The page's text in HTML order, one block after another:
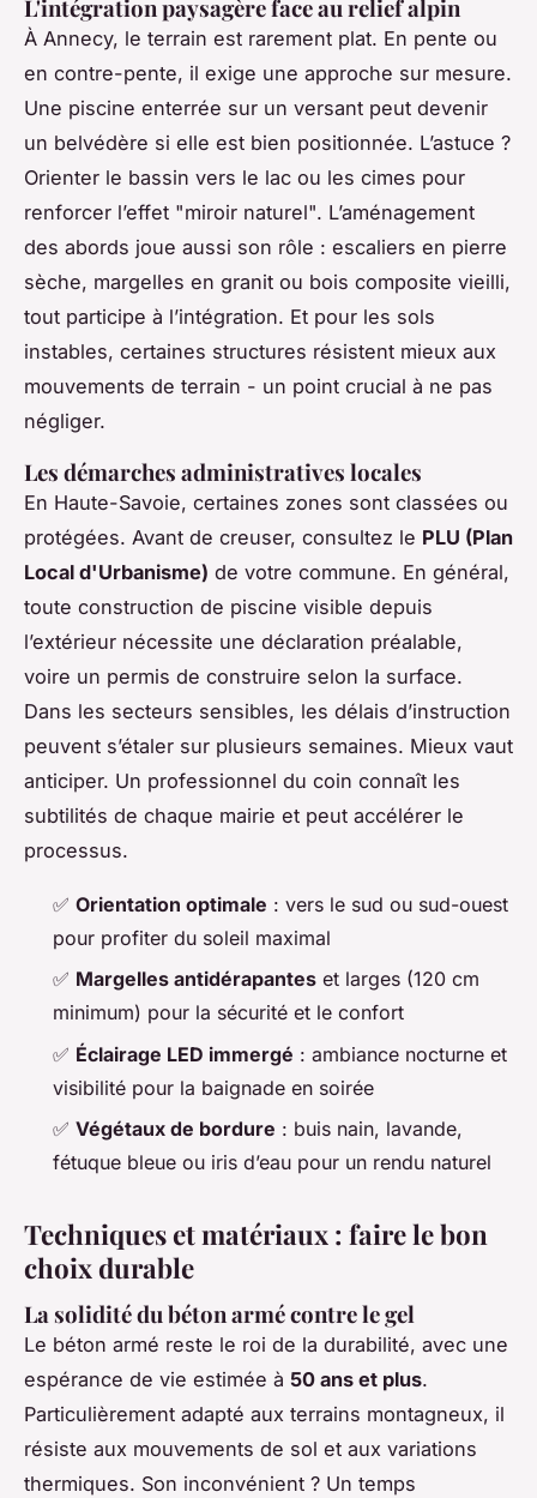
L'intégration paysagère face au relief alpin
À Annecy, le terrain est rarement plat. En pente ou
en contre-pente, il exige une approche sur mesure.
Une piscine enterrée sur un versant peut devenir
un belvédère si elle est bien positionnée. L’astuce ?
Orienter le bassin vers le lac ou les cimes pour
renforcer l’effet "miroir naturel". L’aménagement
des abords joue aussi son rôle : escaliers en pierre
sèche, margelles en granit ou bois composite vieilli,
tout participe à l’intégration. Et pour les sols
instables, certaines structures résistent mieux aux
mouvements de terrain - un point crucial à ne pas
négliger.
Les démarches administratives locales
En Haute-Savoie, certaines zones sont classées ou
protégées. Avant de creuser, consultez le PLU (Plan
Local d'Urbanisme) de votre commune. En général,
toute construction de piscine visible depuis
l’extérieur nécessite une déclaration préalable,
voire un permis de construire selon la surface.
Dans les secteurs sensibles, les délais d’instruction
peuvent s’étaler sur plusieurs semaines. Mieux vaut
anticiper. Un professionnel du coin connaît les
subtilités de chaque mairie et peut accélérer le
processus.
✅ Orientation optimale : vers le sud ou sud-ouest
pour profiter du soleil maximal
✅ Margelles antidérapantes et larges (120 cm
minimum) pour la sécurité et le confort
✅ Éclairage LED immergé : ambiance nocturne et
visibilité pour la baignade en soirée
✅ Végétaux de bordure : buis nain, lavande,
fétuque bleue ou iris d’eau pour un rendu naturel
Techniques et matériaux : faire le bon
choix durable
La solidité du béton armé contre le gel
Le béton armé reste le roi de la durabilité, avec une
espérance de vie estimée à 50 ans et plus.
Particulièrement adapté aux terrains montagneux, il
résiste aux mouvements de sol et aux variations
thermiques. Son inconvénient ? Un temps